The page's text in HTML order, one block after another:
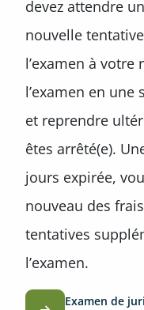
devez attendre
nouvelle
l’examen à votre
l’examen en
et reprendre
êtes arrêté(e).
jours expirée,
nouveau des
tentatives
l’examen.
Examen de